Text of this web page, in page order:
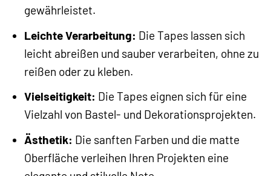
gewährleistet.
Leichte Verarbeitung: Die Tapes lassen sich
leicht abreißen und sauber verarbeiten, ohne zu
reißen oder zu kleben.
Vielseitigkeit: Die Tapes eignen sich für eine
Vielzahl von Bastel- und Dekorationsprojekten.
Ästhetik: Die sanften Farben und die matte
Oberfläche verleihen Ihren Projekten eine